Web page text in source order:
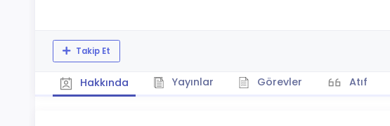
Takip Et
Hakkında Yayınlar Görevler Atıf